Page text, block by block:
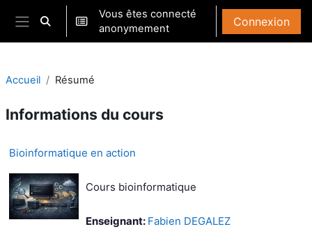
Passer au contenu principal
Panneau latéral
Activer/désactiver la saisie de recherche
Vous êtes connecté
anonymement
Connexion
Accueil Résumé
Informations du cours
Bioinformatique en action
Cours bioinformatique
Enseignant: Fabien DEGALEZ